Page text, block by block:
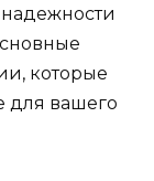
которые
для вашего